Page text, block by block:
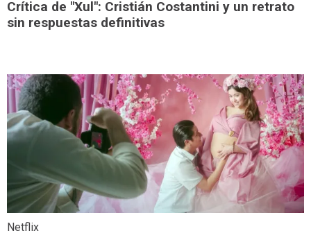
Crítica de "Xul": Cristián Costantini y un retrato
sin respuestas definitivas
Netflix